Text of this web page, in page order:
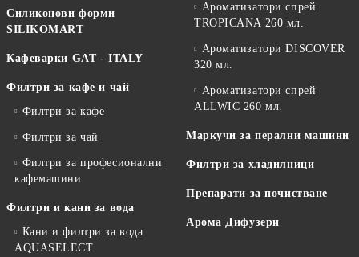
Силиконови форми
SILIKOMART
Кафеварки GAT - ITALY
Филтри за кафе и чай
Филтри за кафе
Филтри за чай
Филтри за професионални
кафемашини
Филтри и кани за вода
Кани и филтри за вода
AQUASELECT
Ароматизатори спрей
TROPICANA 260 мл.
Ароматизатори DISCOVER
320 мл.
Ароматизатори спрей
ALLWIC 260 мл.
Маркучи за перални машини
Филтри за хладилници
Препарати за почистване
Арома Дифузери